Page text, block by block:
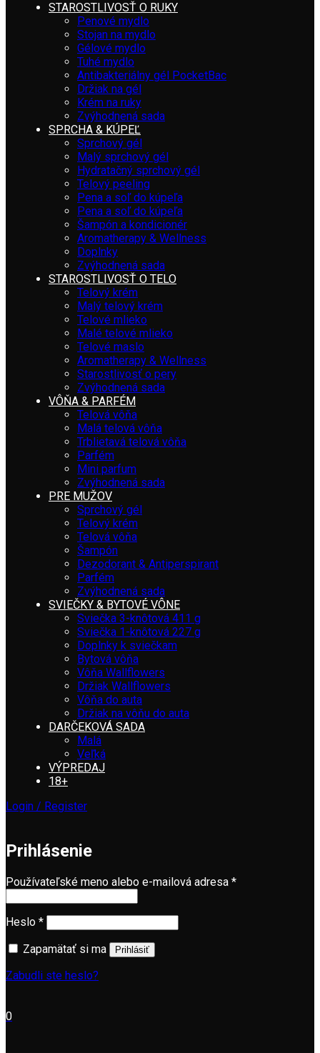
STAROSTLIVOSŤ O RUKY
Penové mydlo
Stojan na mydlo
Gélové mydlo
Tuhé mydlo
Antibakteriálny gél PocketBac
Držiak na gél
Krém na ruky
Zvýhodnená sada
SPRCHA & KÚPEĽ
Sprchový gél
Malý sprchový gél
Hydratačný sprchový gél
Telový peeling
Pena a soľ do kúpeľa
Pena a soľ do kúpeľa
Šampón a kondicionér
Aromatherapy & Wellness
Doplnky
Zvýhodnená sada
STAROSTLIVOSŤ O TELO
Telový krém
Malý telový krém
Telové mlieko
Malé telové mlieko
Telové maslo
Aromatherapy & Wellness
Starostlivosť o pery
Zvýhodnená sada
VÔŇA & PARFÉM
Telová vôňa
Malá telová vôňa
Trblietavá telová vôňa
Parfém
Mini parfum
Zvýhodnená sada
PRE MUŽOV
Sprchový gél
Telový krém
Telová vôňa
Šampón
Dezodorant & Antiperspirant
Parfém
Zvýhodnená sada
SVIEČKY & BYTOVÉ VÔNE
Sviečka 3-knôtová 411 g
Sviečka 1-knôtová 227 g
Doplnky k sviečkam
Bytová vôňa
Vôňa Wallflowers
Držiak Wallflowers
Vôňa do auta
Držiak na vôňu do auta
DARČEKOVÁ SADA
Malá
Veľká
VÝPREDAJ
18+
Login / Register
Prihlásenie
Používateľské meno alebo e-mailová adresa *
Heslo *
Zapamätať si ma
Prihlásiť
Zabudli ste heslo?
0